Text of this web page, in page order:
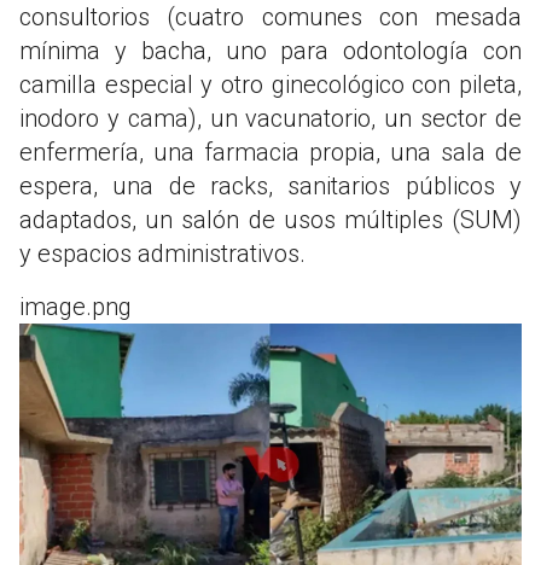
consultorios (cuatro comunes con mesada
mínima y bacha, uno para odontología con
camilla especial y otro ginecológico con pileta,
inodoro y cama), un vacunatorio, un sector de
enfermería, una farmacia propia, una sala de
espera, una de racks, sanitarios públicos y
adaptados, un salón de usos múltiples (SUM)
y espacios administrativos.
image.png